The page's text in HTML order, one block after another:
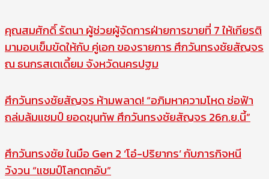
คุณสมศักดิ์ รัตนา ผู้ช่วยผู้จัดการฝ่ายการขายที่ 7 ให้เกียรติ
มามอบเข็มขัดให้กับ คู่เอก ของรายการ ศึกวันทรงชัยสัญจร
ณ ธนกรสเตเดี้ยม จังหวัดนครปฐม
ศึกวันทรงชัยสัญจร ห้ามพลาด! “อภิมหาความโหด ช่อฟ้า
ถล่มล้มแชมป์ ยอดขุนทัพ ศึกวันทรงชัยสัญจร 26ก.ย.นี้”
ศึกวันทรงชัย​ ในมือ Gen 2 ‘โอ๋-ปริยากร’ กับภารกิจหนี
วังวน “แชมป์โลกตกอับ”